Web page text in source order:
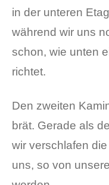
in der unteren
während wir uns
schon, wie unten
richtet.
Den zweiten
brät. Gerade als
wir verschlafen
uns, so von